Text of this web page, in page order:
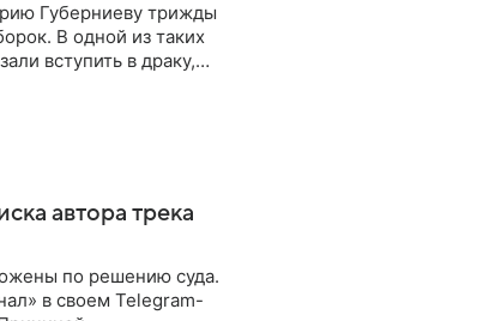
Губерниеву трижды
В одной из таких
вступить в драку,
автора трека
по решению суда.
в своем Telegram-